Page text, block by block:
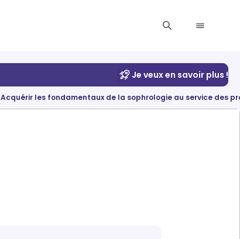
Je veux en savoir plus !
Acquérir les fondamentaux de la sophrologie au service des